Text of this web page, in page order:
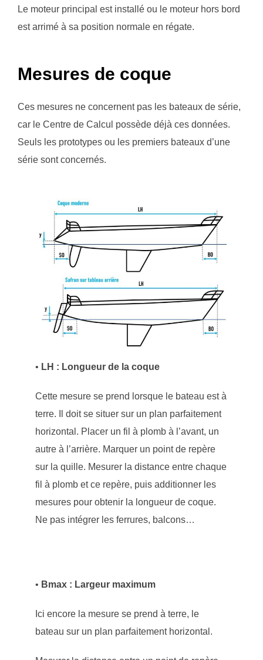
Le moteur principal est installé ou le moteur hors bord
est arrimé à sa position normale en régate.
Mesures de coque
Ces mesures ne concernent pas les bateaux de série,
car le Centre de Calcul possède déjà ces données.
Seuls les prototypes ou les premiers bateaux d’une
série sont concernés.
• LH : Longueur de la coque
Cette mesure se prend lorsque le bateau est à
terre. Il doit se situer sur un plan parfaitement
horizontal. Placer un fil à plomb à l’avant, un
autre à l’arrière. Marquer un point de repère
sur la quille. Mesurer la distance entre chaque
fil à plomb et ce repère, puis additionner les
mesures pour obtenir la longueur de coque.
Ne pas intégrer les ferrures, balcons…
• Bmax : Largeur maximum
Ici encore la mesure se prend à terre, le
bateau sur un plan parfaitement horizontal.